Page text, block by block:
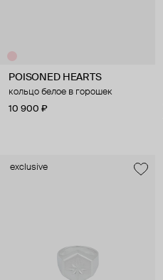
POISONED HEARTS
кольцо белое в горошек
10 900 ₽
exclusive